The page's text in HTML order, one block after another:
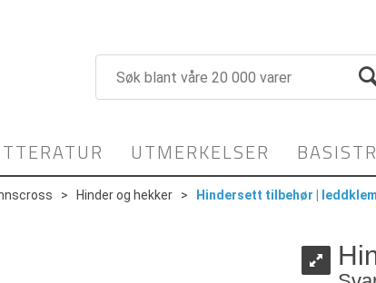
UTMERKELSER
> Hinder og hekker > Hindersett tilbehør |